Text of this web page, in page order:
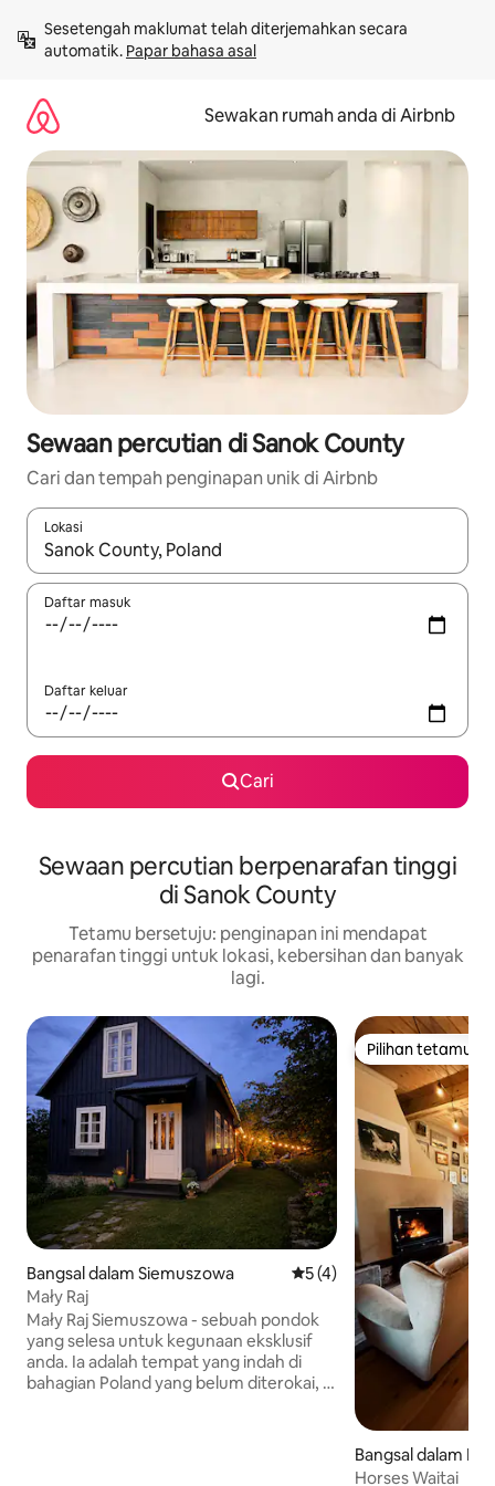
kandungan
Sesetengah maklumat telah diterjemahkan secara
automatik. Papar bahasa asal
Sewakan rumah anda di Airbnb
Sewaan percutian di Sanok County
Cari dan tempah penginapan unik di Airbnb
Lokasi
Apabila hasil tersedia, navigasi dengan kekunci anak panah
Daftar masuk
Daftar keluar
Cari
Sewaan percutian berpenarafan tinggi
di Sanok County
Tetamu bersetuju: penginapan ini mendapat
penarafan tinggi untuk lokasi, kebersihan dan banyak
lagi.
Bangsal dalam Siemuszowa Penarafan purata 5
5 (4)
Mały Raj
Mały Raj Siemuszowa - sebuah pondok
yang selesa untuk kegunaan eksklusif
anda. Ia adalah tempat yang indah di
bahagian Poland yang belum diterokai, di
Pilihan tetamu
Pilihan tetamu
Bangsal dalam
Horses Waitai